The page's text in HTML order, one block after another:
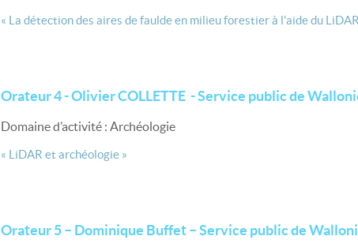
« La détection des aires de faulde en milieu forestier à l'aide du
Orateur 4 - Olivier COLLETTE - Service public de
Domaine d’activité : Archéologie
« LiDAR et archéologie »
Orateur 5 – Dominique Buffet – Service public de